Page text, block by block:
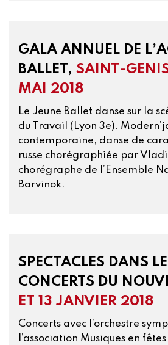
GALA ANNUEL DE
BALLET, SAINT-
MAI 2018
Le Jeune Ballet danse sur la
du Travail (Lyon 3e).
contemporaine, danse de
russe chorégraphiée par
chorégraphe de l’Ensemble
Barvinok.
SPECTACLES DANS
CONCERTS DU
ET 13 JANVIER 2018
Concerts avec l’orchestre
l’association Musiques en